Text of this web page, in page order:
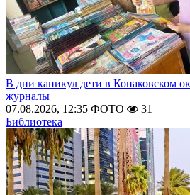
В дни каникул дети в Конаковском
журналы
07.08.2026, 12:35 ФОТО
31
Библиотека